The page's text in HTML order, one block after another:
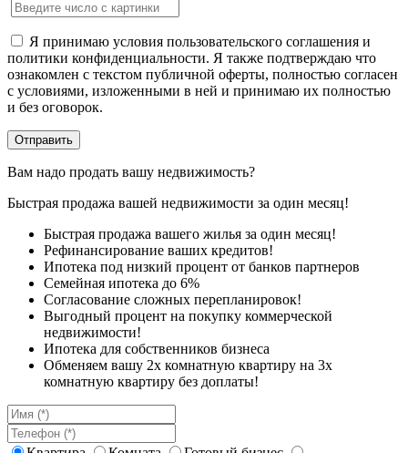
Я принимаю условия пользовательского соглашения и
политики конфиденциальности. Я также подтверждаю что
ознакомлен с текстом публичной оферты, полностью согласен
с условиями, изложенными в ней и принимаю их полностью
и без оговорок.
Вам надо продать вашу недвижимость?
Быстрая продажа вашей недвижимости за один месяц!
Быстрая продажа вашего жилья за один месяц!
Рефинансирование ваших кредитов!
Ипотека под низкий процент от банков партнеров
Семейная ипотека до 6%
Согласование сложных перепланировок!
Выгодный процент на покупку коммерческой
недвижимости!
Ипотека для собственников бизнеса
Обменяем вашу 2х комнатную квартиру на 3х
комнатную квартиру без доплаты!